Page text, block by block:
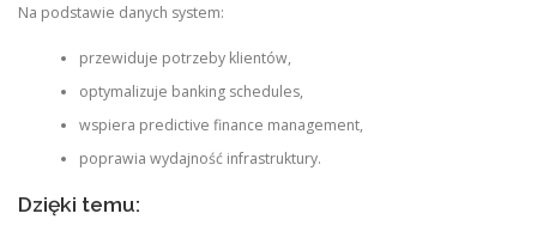
Na podstawie danych system:
przewiduje potrzeby klientów,
optymalizuje banking schedules,
wspiera predictive finance management,
poprawia wydajność infrastruktury.
Dzięki temu: